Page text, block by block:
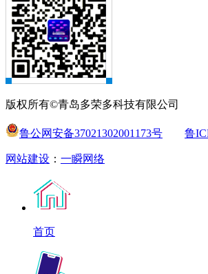
版权所有©青岛多荣多科技有限公司
鲁公网安备37021302001173号 鲁
网站建设 ： 一瞬网络
首页